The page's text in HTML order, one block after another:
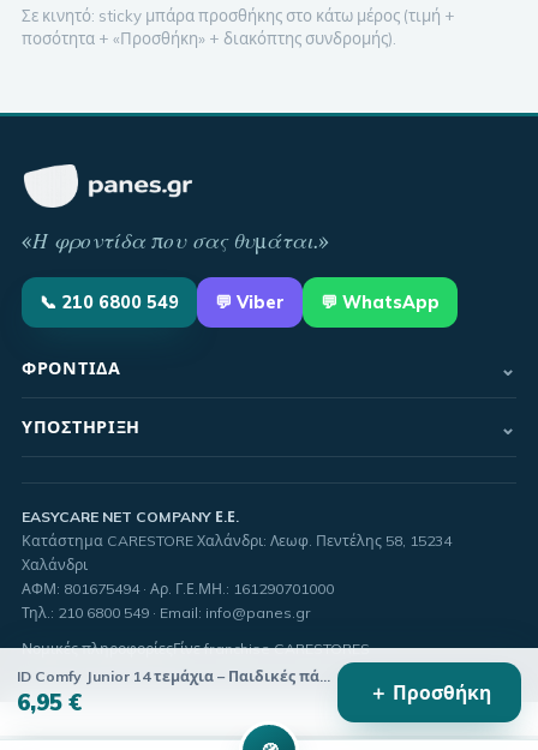
Σε κινητό: sticky μπάρα προσθήκης στο κάτω μέρος (τιμή +
ποσότητα + «Προσθήκη» + διακόπτης συνδρομής).
«Η φροντίδα που σας θυμάται.»
📞 210 6800 549 💬 Viber 💬 WhatsApp
ΦΡΟΝΤΊΔΑ ⌄
ΥΠΟΣΤΉΡΙΞΗ ⌄
EASYCARE NET COMPANY Ε.Ε.
Κατάστημα CARESTORE Χαλάνδρι: Λεωφ. Πεντέλης 58, 15234
Χαλάνδρι
ΑΦΜ: 801675494· Αρ. Γ.Ε.ΜΗ.: 161290701000
Τηλ. : 210 6800 549 · Email: info@panes.gr
Νομικές πληροφορίεςΓίνε franchise CARESTORES
ID Comfy Junior 14 τεμάχια – Παιδικές πάνες ακράτειας με αυτοκόλλητες ταινίες 4 ετών+ (17kg-30kg)
6,95 € ＋ Προσθήκη